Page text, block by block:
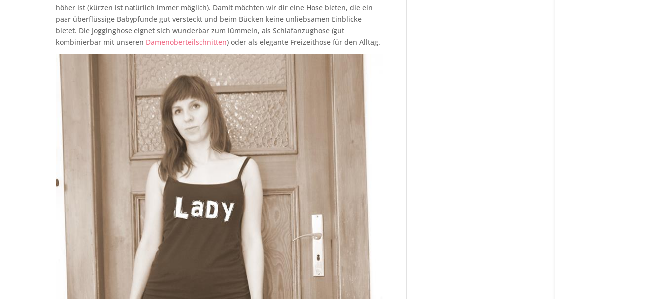
höher ist (kürzen ist natürlich immer möglich). Damit möchten wir dir eine Hose bieten, die ein
paar überflüssige Babypfunde gut versteckt und beim Bücken keine unliebsamen Einblicke
bietet. Die Jogginghose eignet sich wunderbar zum lümmeln, als Schlafanzughose (gut
kombinierbar mit unseren Damenoberteilschnitten) oder als elegante Freizeithose für den Alltag.